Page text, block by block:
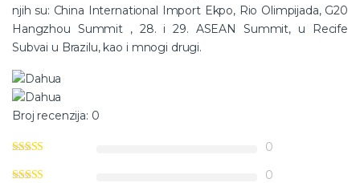
njih su: China International Import Ekpo, Rio Olimpijada, G20
Hangzhou Summit , 28. i 29. ASEAN Summit, u Recife
Subvai u Brazilu, kao i mnogi drugi.
Broj recenzija: 0
0
0